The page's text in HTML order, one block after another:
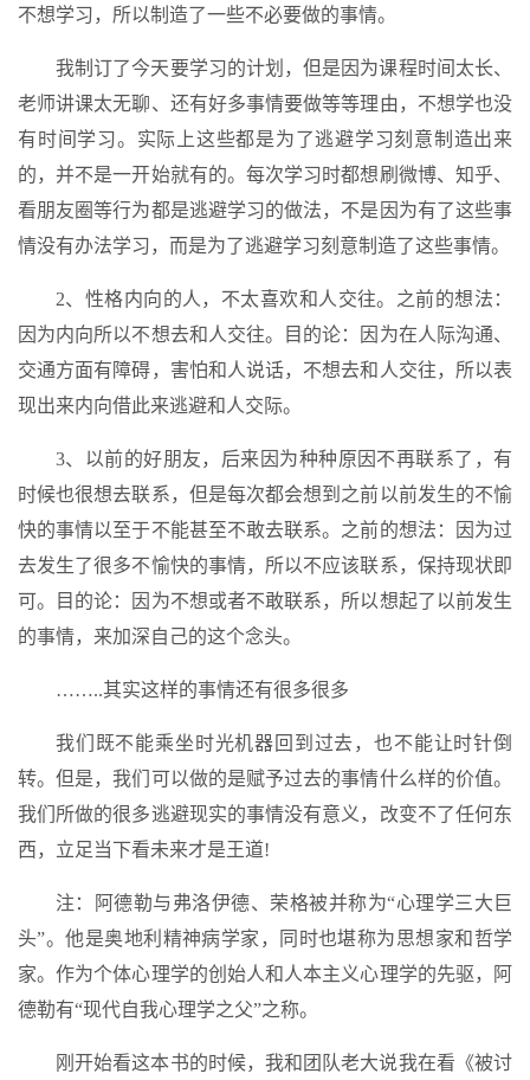
不想学习，所以制造了一些不必要做的事情。
我制订了今天要学习的计划，但是因为课程时间太长、
老师讲课太无聊、还有好多事情要做等等理由，不想学也没
有时间学习。实际上这些都是为了逃避学习刻意制造出来
的，并不是一开始就有的。每次学习时都想刷微博、知乎、
看朋友圈等行为都是逃避学习的做法，不是因为有了这些事
情没有办法学习，而是为了逃避学习刻意制造了这些事情。
2、性格内向的人，不太喜欢和人交往。之前的想法：
因为内向所以不想去和人交往。目的论：因为在人际沟通、
交通方面有障碍，害怕和人说话，不想去和人交往，所以表
现出来内向借此来逃避和人交际。
3、以前的好朋友，后来因为种种原因不再联系了，有
时候也很想去联系，但是每次都会想到之前以前发生的不愉
快的事情以至于不能甚至不敢去联系。之前的想法：因为过
去发生了很多不愉快的事情，所以不应该联系，保持现状即
可。目的论：因为不想或者不敢联系，所以想起了以前发生
的事情，来加深自己的这个念头。
……..其实这样的事情还有很多很多
我们既不能乘坐时光机器回到过去，也不能让时针倒
转。但是，我们可以做的是赋予过去的事情什么样的价值。
我们所做的很多逃避现实的事情没有意义，改变不了任何东
西，立足当下看未来才是王道!
注：阿德勒与弗洛伊德、荣格被并称为“心理学三大巨
头”。他是奥地利精神病学家，同时也堪称为思想家和哲学
家。作为个体心理学的创始人和人本主义心理学的先驱，阿
德勒有“现代自我心理学之父”之称。
刚开始看这本书的时候，我和团队老大说我在看《被讨